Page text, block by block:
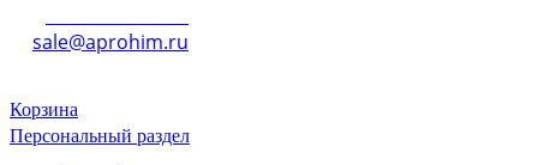
sale@aprohim.ru
Корзина
Персональный раздел